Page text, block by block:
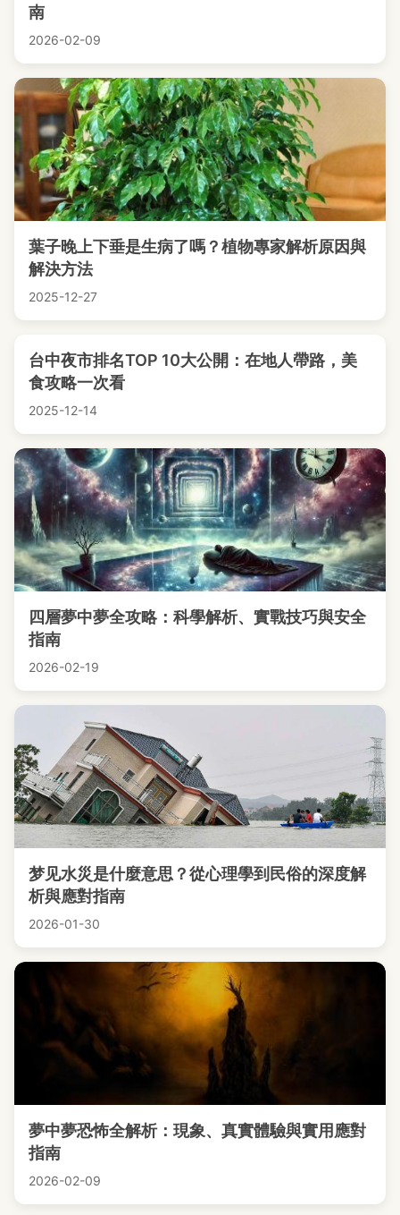
南
2026-02-09
葉子晚上下垂是生病了嗎？植物專家解析原因與
解決方法
2025-12-27
台中夜市排名TOP 10大公開：在地人帶路，美
食攻略一次看
2025-12-14
四層夢中夢全攻略：科學解析、實戰技巧與安全
指南
2026-02-19
梦见水災是什麼意思？從心理學到民俗的深度解
析與應對指南
2026-01-30
夢中夢恐怖全解析：現象、真實體驗與實用應對
指南
2026-02-09